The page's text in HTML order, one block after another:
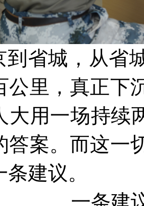
到省城，从省
公里，真正下
大用一场持续
答案。而这一
建议。